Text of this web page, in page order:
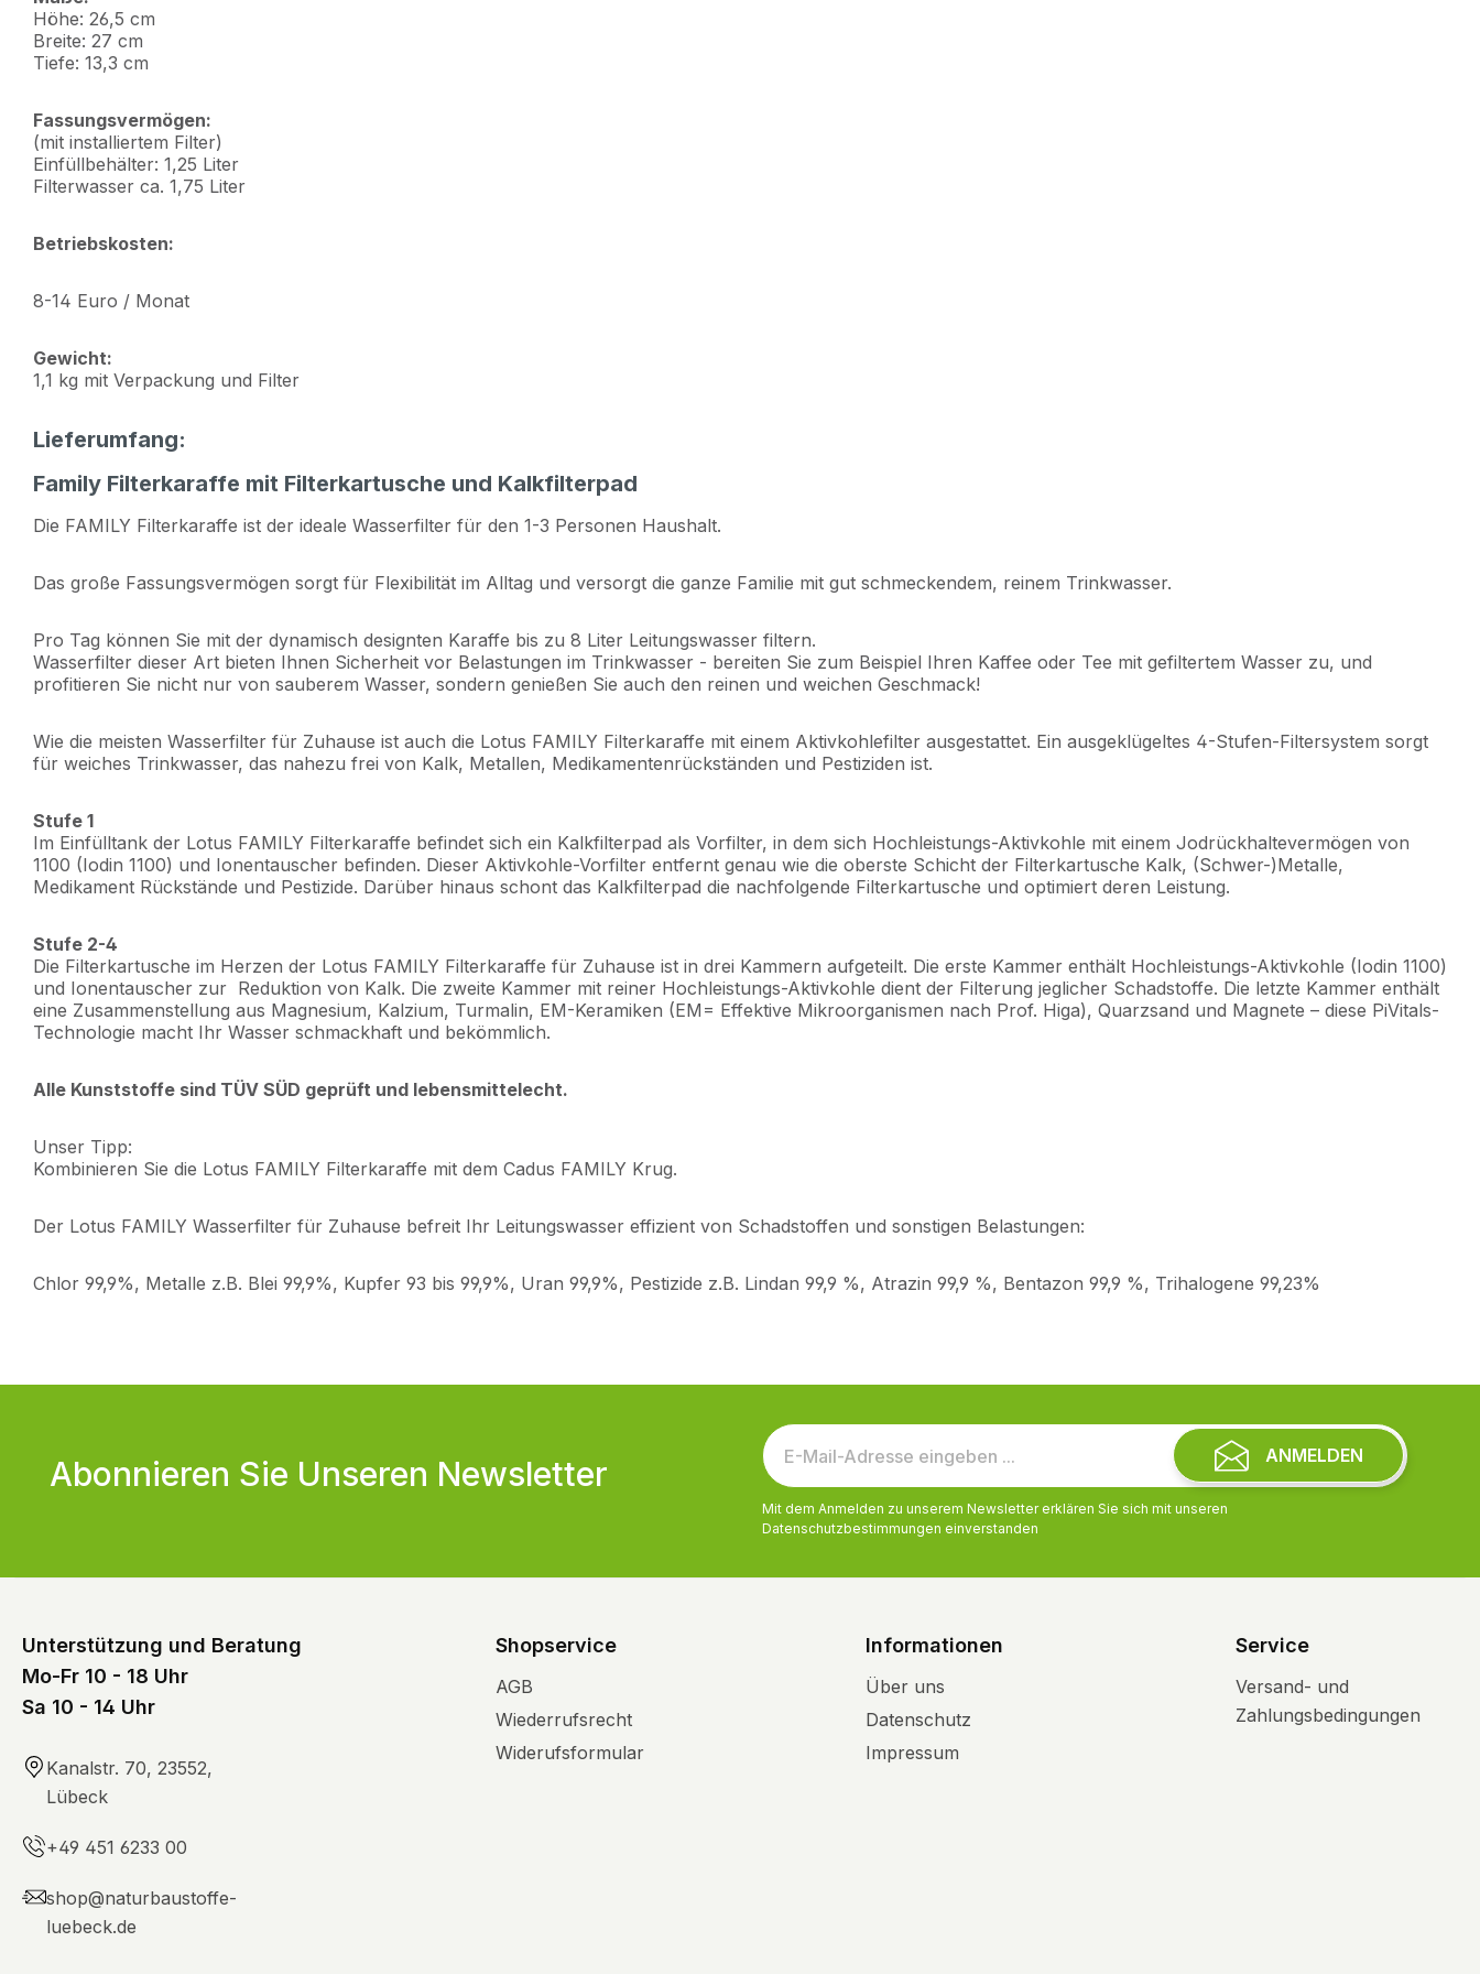
Höhe: 26,5 cm
Breite: 27 cm
Tiefe: 13,3 cm
Fassungsvermögen:
(mit installiertem Filter)
Einfüllbehälter: 1,25 Liter
Filterwasser ca. 1,75 Liter
Betriebskosten:
8-14 Euro / Monat
Gewicht:
1,1 kg mit Verpackung und Filter
Lieferumfang:
Family Filterkaraffe mit Filterkartusche und Kalkfilterpad
Die FAMILY Filterkaraffe ist der ideale Wasserfilter für den 1-3 Personen Haushalt.
Das große Fassungsvermögen sorgt für Flexibilität im Alltag und versorgt die ganze Familie mit gut schmeckendem, reinem Trinkwasser.
Pro Tag können Sie mit der dynamisch designten Karaffe bis zu 8 Liter Leitungswasser filtern.
Wasserfilter dieser Art bieten Ihnen Sicherheit vor Belastungen im Trinkwasser - bereiten Sie zum Beispiel Ihren Kaffee oder Tee mit gefiltertem Wasser zu, und
profitieren Sie nicht nur von sauberem Wasser, sondern genießen Sie auch den reinen und weichen Geschmack!
Wie die meisten Wasserfilter für Zuhause ist auch die Lotus FAMILY Filterkaraffe mit einem Aktivkohlefilter ausgestattet. Ein ausgeklügeltes 4-Stufen-Filtersystem sorgt
für weiches Trinkwasser, das nahezu frei von Kalk, Metallen, Medikamentenrückständen und Pestiziden ist.
Stufe 1
Im Einfülltank der Lotus FAMILY Filterkaraffe befindet sich ein Kalkfilterpad als Vorfilter, in dem sich Hochleistungs-Aktivkohle mit einem Jodrückhaltevermögen von
1100 (Iodin 1100) und Ionentauscher befinden. Dieser Aktivkohle-Vorfilter entfernt genau wie die oberste Schicht der Filterkartusche Kalk, (Schwer-)Metalle,
Medikament Rückstände und Pestizide. Darüber hinaus schont das Kalkfilterpad die nachfolgende Filterkartusche und optimiert deren Leistung.
Stufe 2-4
Die Filterkartusche im Herzen der Lotus FAMILY Filterkaraffe für Zuhause ist in drei Kammern aufgeteilt. Die erste Kammer enthält Hochleistungs-Aktivkohle (Iodin 1100)
und Ionentauscher zur Reduktion von Kalk. Die zweite Kammer mit reiner Hochleistungs-Aktivkohle dient der Filterung jeglicher Schadstoffe. Die letzte Kammer enthält
eine Zusammenstellung aus Magnesium, Kalzium, Turmalin, EM-Keramiken (EM= Effektive Mikroorganismen nach Prof. Higa), Quarzsand und Magnete – diese PiVitals-
Technologie macht Ihr Wasser schmackhaft und bekömmlich.
Alle Kunststoffe sind TÜV SÜD geprüft und lebensmittelecht.
Unser Tipp:
Kombinieren Sie die Lotus FAMILY Filterkaraffe mit dem Cadus FAMILY Krug.
Der Lotus FAMILY Wasserfilter für Zuhause befreit Ihr Leitungswasser effizient von Schadstoffen und sonstigen Belastungen:
Chlor 99,9%, Metalle z.B. Blei 99,9%, Kupfer 93 bis 99,9%, Uran 99,9%, Pestizide z.B. Lindan 99,9 %, Atrazin 99,9 %, Bentazon 99,9 %, Trihalogene 99,23%
Abonnieren Sie Unseren Newsletter ANMELDEN
Mit dem Anmelden zu unserem Newsletter erklären Sie sich mit unseren
Datenschutzbestimmungen einverstanden
Unterstützung und Beratung
Mo-Fr 10 - 18 Uhr
Sa 10 - 14 Uhr
Kanalstr. 70, 23552,
Lübeck
+49 451 6233 00
shop@naturbaustoffe-
luebeck.de
Shopservice
AGB
Wiederrufsrecht
Widerufsformular
Informationen
Über uns
Datenschutz
Impressum
Service
Versand- und
Zahlungsbedingungen